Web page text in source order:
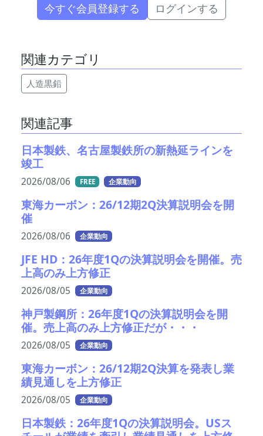
今すぐ会員登録する ログインする
関連カテゴリ
人造黒鉛
関連記事
日本製鉄、名古屋製鉄所の新熱延ラインを
竣工
2026/08/06 FREE 企業動向
東海カーボン：26/12期2Q決算説明会を開
催
2026/08/06 企業動向
JFE HD：26年度1Qの決算説明会を開催。売
上高のみ上方修正
2026/08/05 企業動向
神戸製鋼所：26年度1Qの決算説明会を開
催。売上高のみ上方修正だが・・・
2026/08/05 企業動向
東海カーボン：26/12期2Q決算を発表し業
績見通しを上方修正
2026/08/05 企業動向
日本製鉄：26年度1Qの決算説明会。USス